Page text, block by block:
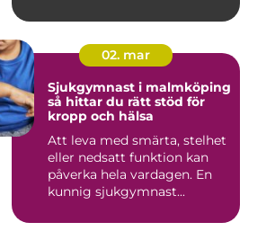
02. mar
Sjukgymnast i malmköping
så hittar du rätt stöd för
kropp och hälsa
Att leva med smärta, stelhet
eller nedsatt funktion kan
påverka hela vardagen. En
kunnig sjukgymnast...